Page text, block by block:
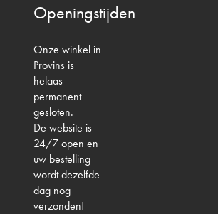
Openingstijden
Onze winkel in
Provins is
helaas
permanent
gesloten.
De website is
24/7 open en
uw bestelling
wordt dezelfde
dag nog
verzonden!